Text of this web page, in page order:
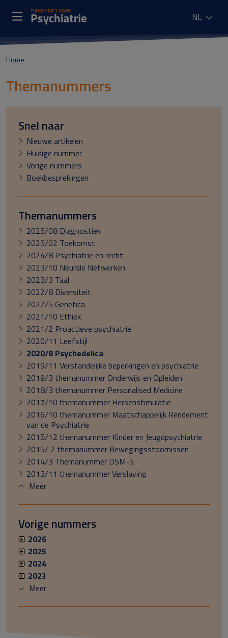
NL
Home
Themanummers
Snel naar
Nieuwe artikelen
Huidige nummer
Vorige nummers
Boekbesprekingen
Themanummers
2025/08 Diagnostiek
2025/02 Toekomst
2024/8 Psychiatrie en recht
2023/10 Neurale Netwerken
2023/3 Taal
2022/8 Diversiteit
2022/5 Genetica
2021/10 Ethiek
2021/2 Proactieve psychiatrie
2020/11 Leefstijl
2020/8 Psychedelica
2019/11 Verstandelijke beperkingen en psychiatrie
2019/3 themanummer Onderwijs en Opleiden
2018/3 themanummer Personalised Medicine
2017/10 themanummer Hersenstimulatie
2016/10 themanummer Maatschappelijk Rendement
van de Psychiatrie
2015/12 themanummer Kinder en Jeugdpsychiatrie
2015/ 2 themanummer Bewegingsstoornissen
2014/3 Themanummer DSM-5
2013/11 themanummer Verslaving
Meer
Vorige nummers
2026
2025
2024
2023
Meer